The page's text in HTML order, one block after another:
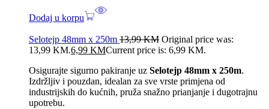
Dodaj u korpu
Selotejp 48mm x 250m 13,99KM Original price was:
13,99 KM.6,99 KMCurrent price is: 6,99 KM.
Osigurajte sigurno pakiranje uz Selotejp 48mm x 250m.
Izdržljiv i pouzdan, idealan za sve vrste primjena od
industrijskih do kućnih, pruža snažno prianjanje i dugotrajnu
upotrebu.